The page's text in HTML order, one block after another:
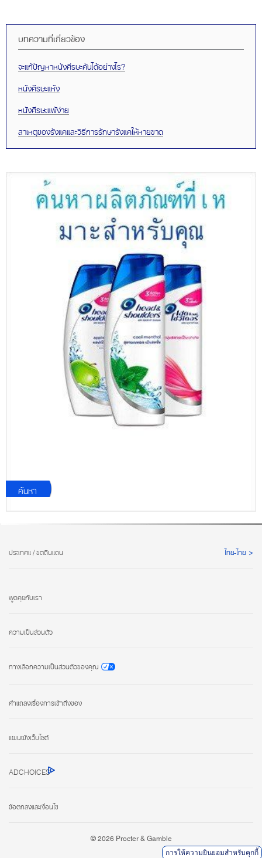
บทความที่เกี่ยวข้อง
จะแก้ปัญหาหนังศีรษะคันได้อย่างไร?
หนังศีรษะแห้ง
หนังศีรษะแพ้ง่าย
สาเหตุของรังแคและวิธีการรักษารังแคให้หายขาด
ค้นหา
การให้ความยินยอมสำหรับคุกกี้
ประเทศแ / ขตดินแดน ไทย-ไทย
พูดคุยกับเรา
ความเป็นส่วนตัว
ทางเลือกความเป็นส่วนตัวของคุณ
คำแถลงเรื่องการเข้าถึงของ
แผนผังเว็บไซต์
ADCHOICES
ข้อตกลงและเงื่อนไข
©2026Procter & Gamble